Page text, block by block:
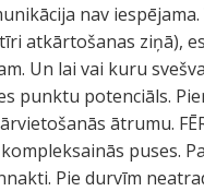
nav
atkārtošanas ziņā),
Un lai vai kuru
punktu potenciāls.
ātrumu.
puses.
Pie durvīm